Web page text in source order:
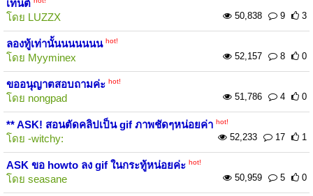
เทนต์
โดย LUZZX 50,838 9 3
ลองทู้เท่านั้นนนนนนน hot!
โดย Myyminex 52,157 8 0
ขออนุญาตสอบถามค่ะ hot!
โดย nongpad 51,786 4 0
** ASK! สอนตัดคลิปเป็น gif ภาพชัดๆหน่อยค่า hot!
โดย -witchy: 52,233 17 1
ASK ขอ howto ลง gif ในกระทู้หน่อยค่ะ hot!
โดย seasane 50,959 5 0